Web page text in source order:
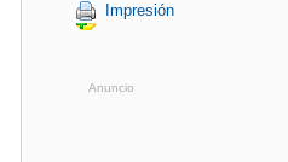
Impresión
Anuncio